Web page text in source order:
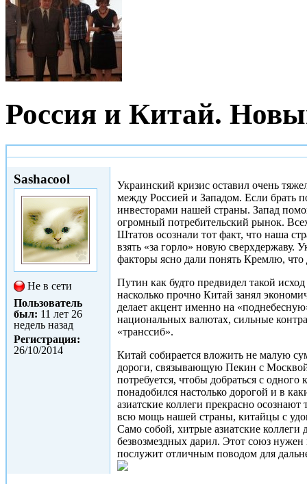
Россия и Китай.
Sashacool
Не в сети
Пользователь
был: 11 лет 26
недель назад
Регистрация:
26/10/2014
Украинский кризис оставил очень
между Россией и Западом. Если
инвесторами нашей страны. Запад
огромный потребительский рынок.
Штатов осознали тот факт, что наша
взять «за горло» новую сверхдержаву.
факторы ясно дали понять Кремлю,
Путин как будто предвидел такой
насколько прочно Китай занял
делает акцент именно на
национальных валютах, сильные
«транссиб».
Китай собирается вложить не малую
дороги, связывающую Пекин с Москвой.
потребуется, чтобы добраться с
понадобился настолько дорогой и в
азиатские коллеги прекрасно
всю мощь нашей страны, китайцы с
Само собой, хитрые азиатские
безвозмездных дарил. Этот союз
послужит отличным поводом для